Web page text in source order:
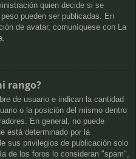
quien decide si se
pueden ser publicadas. En
de avatar, comuníquese con La
rango?
de usuario e indican la cantidad
o la posición del mismo dentro
En general, no puede
está determinado por la
sus privilegios de publicación solo
de los foros lo consideran "spam",